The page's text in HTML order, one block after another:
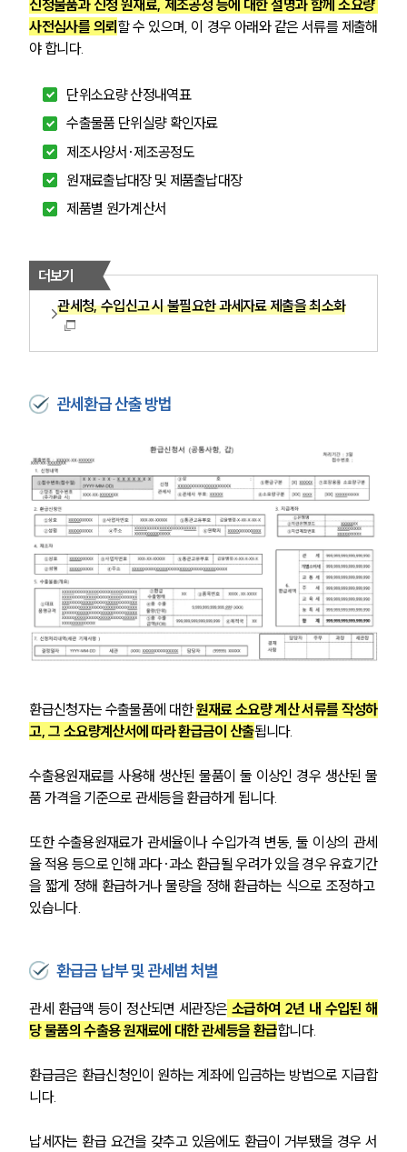
고객의 소리
통합검색
업무사례
주요 업무사례
사례분석/최신동향
법률정보
법률지식인
업무분야
관세·국제통상그룹 업무
소식/자료
언론보도
공지사항
법률 블로그
법률서식
뉴스레터/브로슈어
세미나
대륜법률상담예약
신청물품과 신청 원재료, 제조공정 등에 대한 설명과 함께 소요량
사전심사를 의뢰 할 수 있으며, 이 경우 아래와 같은 서류를 제출해
야 합니다.
단위소요량 산정내역표
수출물품 단위실량 확인자료
제조사양서·제조공정도
원재료출납대장 및 제품출납대장
제품별 원가계산서
더보기
관세청, 수입신고 시 불필요한 과세자료 제출을 최소화
관세환급 산출 방법
환급신청자는 수출물품에 대한 원재료 소요량 계산 서류를 작성하
고, 그 소요량계산서에 따라 환급금이 산출됩니다.
수출용원재료를 사용해 생산된 물품이 둘 이상인 경우 생산된 물
품 가격을 기준으로 관세등을 환급하게 됩니다.
또한 수출용원재료가 관세율이나 수입가격 변동, 둘 이상의 관세
율 적용 등으로 인해 과다·과소 환급될 우려가 있을 경우 유효기간
을 짧게 정해 환급하거나 물량을 정해 환급하는 식으로 조정하고
있습니다.
환급금 납부 및 관세범 처벌
관세 환급액 등이 정산되면 세관장은 소급하여 2년 내 수입된 해
당 물품의 수출용 원재료에 대한 관세등을 환급합니다.
환급금은 환급신청인이 원하는 계좌에 입금하는 방법으로 지급합
니다.
납세자는 환급 요건을 갖추고 있음에도 환급이 거부됐을 경우 서